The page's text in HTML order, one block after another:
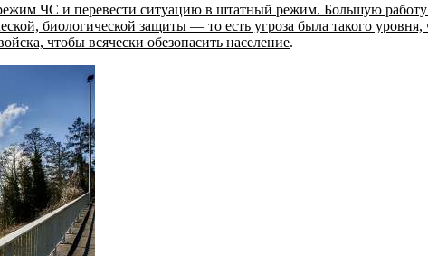
режим ЧС и перевести ситуацию в штатный режим. Большую
биологической защиты — то есть угроза была такого уровня,
чтобы всячески обезопасить население.